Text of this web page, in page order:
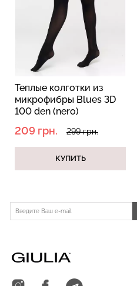
Теплые колготки из
микрофибры Blues 3D
100 den (nero)
209 грн. 299 грн.
КУПИТЬ
299 грн.
(бежевый) Giulia
329 грн.